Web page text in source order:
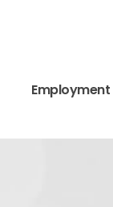
Employment